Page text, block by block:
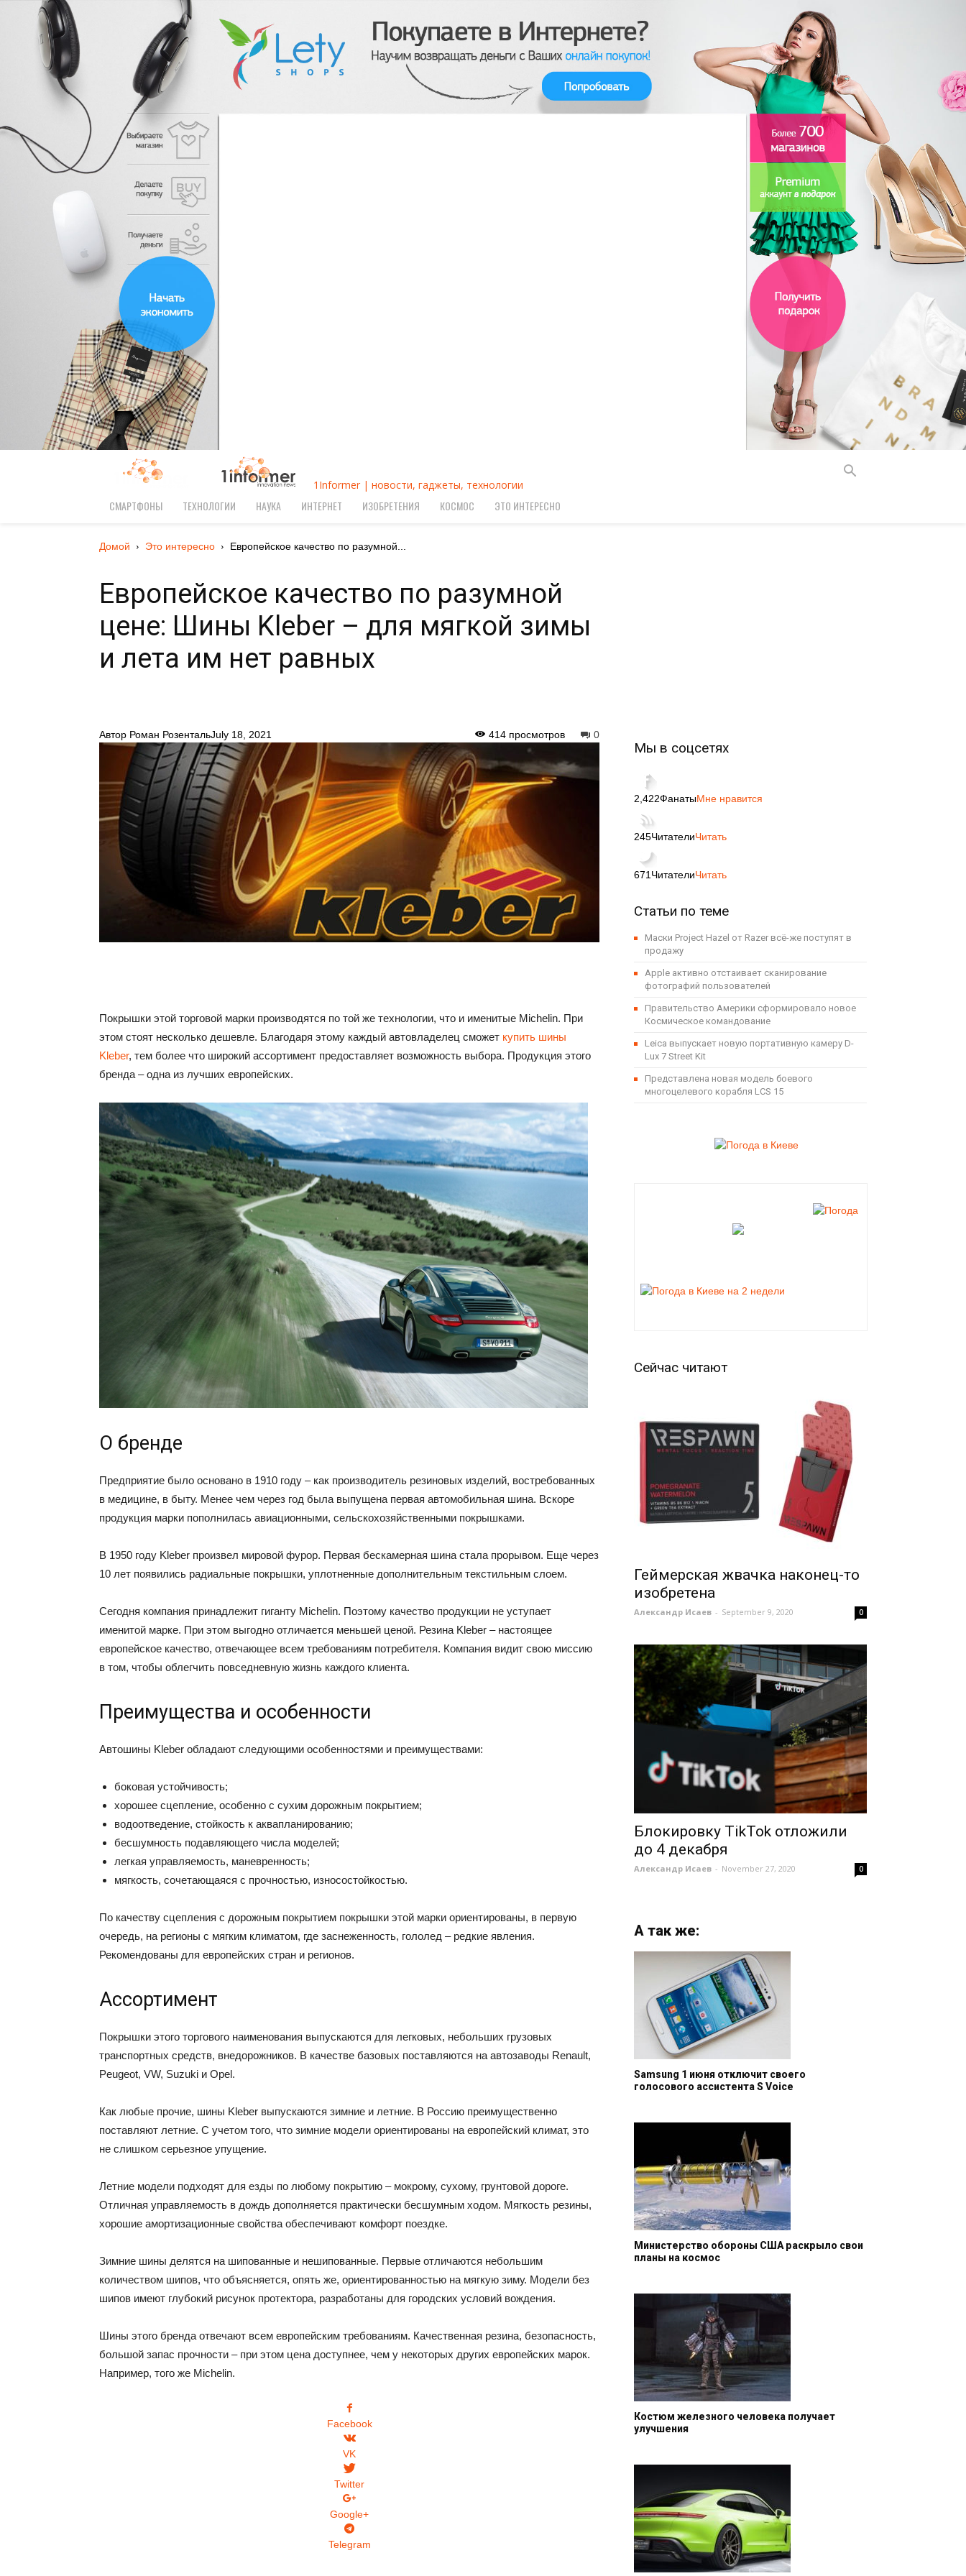
1Informer | новости, гаджеты, технологии
СМАРТФОНЫ ТЕХНОЛОГИИ НАУКА ИНТЕРНЕТ ИЗОБРЕТЕНИЯ КОСМОС ЭТО ИНТЕРЕСНО
Домой Это интересно Европейское качество по разумной...
Европейское качество по разумной
цене: Шины Kleber – для мягкой зимы
и лета им нет равных
Автор Роман РозентальJuly 18, 2021 0
414 просмотров
Покрышки этой торговой марки производятся по той же технологии, что и именитые Michelin. При
этом стоят несколько дешевле. Благодаря этому каждый автовладелец сможет купить шины
Kleber, тем более что широкий ассортимент предоставляет возможность выбора. Продукция этого
бренда – одна из лучших европейских.
О бренде
Предприятие было основано в 1910 году – как производитель резиновых изделий, востребованных
в медицине, в быту. Менее чем через год была выпущена первая автомобильная шина. Вскоре
продукция марки пополнилась авиационными, сельскохозяйственными покрышками.
В 1950 году Kleber произвел мировой фурор. Первая бескамерная шина стала прорывом. Еще через
10 лет появились радиальные покрышки, уплотненные дополнительным текстильным слоем.
Сегодня компания принадлежит гиганту Michelin. Поэтому качество продукции не уступает
именитой марке. При этом выгодно отличается меньшей ценой. Резина Kleber – настоящее
европейское качество, отвечающее всем требованиям потребителя. Компания видит свою миссию
в том, чтобы облегчить повседневную жизнь каждого клиента.
Преимущества и особенности
Автошины Kleber обладают следующими особенностями и преимуществами:
боковая устойчивость;
хорошее сцепление, особенно с сухим дорожным покрытием;
водоотведение, стойкость к аквапланированию;
бесшумность подавляющего числа моделей;
легкая управляемость, маневренность;
мягкость, сочетающаяся с прочностью, износостойкостью.
По качеству сцепления с дорожным покрытием покрышки этой марки ориентированы, в первую
очередь, на регионы с мягким климатом, где заснеженность, гололед – редкие явления.
Рекомендованы для европейских стран и регионов.
Ассортимент
Покрышки этого торгового наименования выпускаются для легковых, небольших грузовых
транспортных средств, внедорожников. В качестве базовых поставляются на автозаводы Renault,
Peugeot, VW, Suzuki и Opel.
Как любые прочие, шины Kleber выпускаются зимние и летние. В Россию преимущественно
поставляют летние. С учетом того, что зимние модели ориентированы на европейский климат, это
не слишком серьезное упущение.
Летние модели подходят для езды по любому покрытию – мокрому, сухому, грунтовой дороге.
Отличная управляемость в дождь дополняется практически бесшумным ходом. Мягкость резины,
хорошие амортизационные свойства обеспечивают комфорт поездке.
Зимние шины делятся на шипованные и нешипованные. Первые отличаются небольшим
количеством шипов, что объясняется, опять же, ориентированностью на мягкую зиму. Модели без
шипов имеют глубокий рисунок протектора, разработаны для городских условий вождения.
Шины этого бренда отвечают всем европейским требованиям. Качественная резина, безопасность,
большой запас прочности – при этом цена доступнее, чем у некоторых других европейских марок.
Например, того же Michelin.
Facebook
VK
Twitter
Google+
Telegram
Мы в соцсетях
2,422ФанатыМне нравится
245ЧитателиЧитать
671 ЧитателиЧитать
Статьи по теме
Маски Project Hazel от Razer всё-же поступят в
продажу
Apple активно отстаивает сканирование
фотографий пользователей
Правительство Америки сформировало новое
Космическое командование
Leica выпускает новую портативную камеру D-
Lux 7 Street Kit
Представлена новая модель боевого
многоцелевого корабля LCS 15
Сейчас читают
Геймерская жвачка наконец-то
изобретена
Александр Исаев - September 9, 2020 0
Блокировку TikTok отложили
до 4 декабря
Александр Исаев - November 27, 2020 0
А так же:
Samsung 1 июня отключит своего
голосового ассистента S Voice
Министерство обороны США раскрыло свои
планы на космос
Костюм железного человека получает
улучшения